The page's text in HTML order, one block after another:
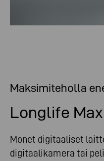
Maksimiteholla
Longlife
Monet digitaaliset
digitaalikamera tai